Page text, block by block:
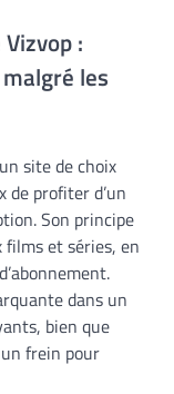
:
les
site de choix
de profiter d’un
Son principe
et séries, en
dans un
bien que
frein pour